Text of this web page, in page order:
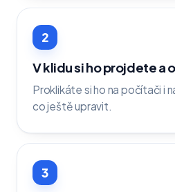
2
V klidu si ho projdete a
Proklikáte si ho na počítači i
co ještě upravit.
3